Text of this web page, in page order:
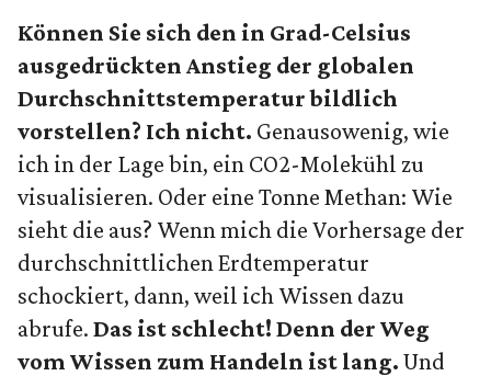
Können Sie sich den in Grad-Celsius
ausgedrückten Anstieg der globalen
Durchschnittstemperatur bildlich
vorstellen? Ich nicht. Genausowenig, wie
ich in der Lage bin, ein CO2-Molekühl zu
visualisieren. Oder eine Tonne Methan: Wie
sieht die aus? Wenn mich die Vorhersage der
durchschnittlichen Erdtemperatur
schockiert, dann, weil ich Wissen dazu
abrufe. Das ist schlecht! Denn der Weg
vom Wissen zum Handeln ist lang. Und